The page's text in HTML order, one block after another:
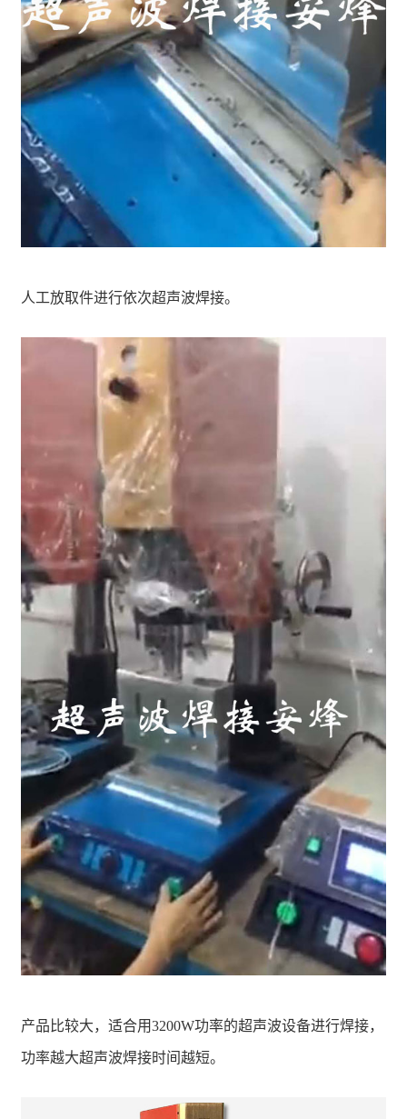
人工放取件进行依次超声波焊接。
产品比较大，适合用3200W功率的超声波设备进行焊接，
功率越大超声波焊接时间越短。